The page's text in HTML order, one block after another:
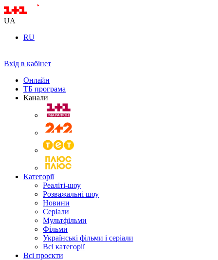
UA
RU
Вхід в кабінет
Онлайн
ТБ програма
Канали
Категорії
Реаліті-шоу
Розважальні шоу
Новини
Серіали
Мультфільми
Фільми
Українські фільми і серіали
Всі категорії
Всі проєкти